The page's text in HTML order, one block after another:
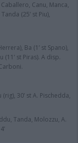
Canu, Manca,
(25’ st Piu),
Ba (1’ st Spano),
(11’ st Piras). A disp.
30’ st A. Pischedda,
Tanda, Molozzu, A.